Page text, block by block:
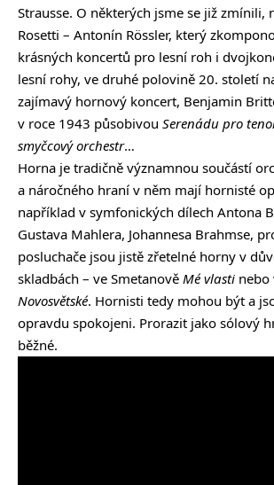
Strausse. O některých jsme se již zmínili,
Rosetti – Antonín Rössler, který
krásných koncertů pro lesní roh i
lesní rohy, ve druhé polovině 20. století
zajímavý hornový koncert, Benjamin
v roce 1943 působivou Serenádu pro
smyčcový orchestr…
Horna je tradičně významnou součástí
a náročného hraní v něm mají hornisté
například v symfonických dílech Antona
Gustava Mahlera, Johannesa Brahmse,
posluchače jsou jistě zřetelné horny v
skladbách – ve Smetanově Mé vlasti nebo
Novosvětské. Hornisti tedy mohou být a
opravdu spokojeni. Prorazit jako sólový
běžné.